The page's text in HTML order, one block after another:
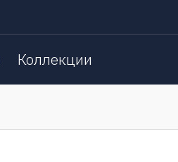
Коллекции